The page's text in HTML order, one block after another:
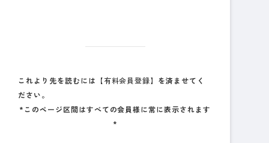
これより先を読むには 【有料会員登録】 を済ませてく
ださい。
*このページ区間はすべての会員様に常に表示されます
*